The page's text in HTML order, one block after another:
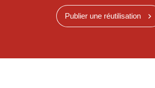
Publier une réutilisation